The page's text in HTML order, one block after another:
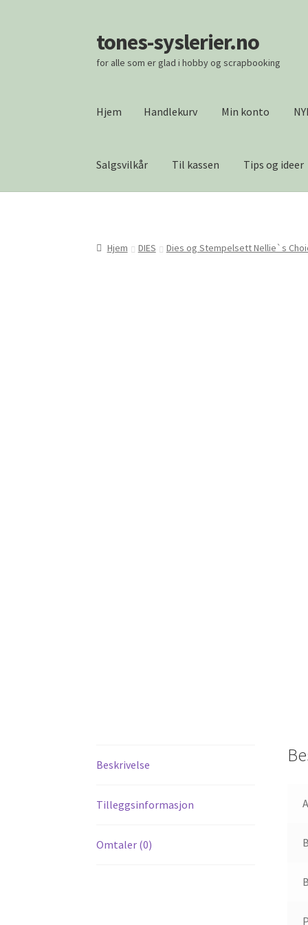
Hopp
til
navigasjon
Hopp
til
innhold
tones-syslerier.no
for alle som er glad i hobby og scrapbooking
Hjem Handlekurv Min konto
Salgsvilkår Til kassen Tips og ideer
Vipps Checkout
Hjem DIES Dies og Stempelsett Nellie`s
Beskrivelse
Tilleggsinformasjon
Omtaler (0)